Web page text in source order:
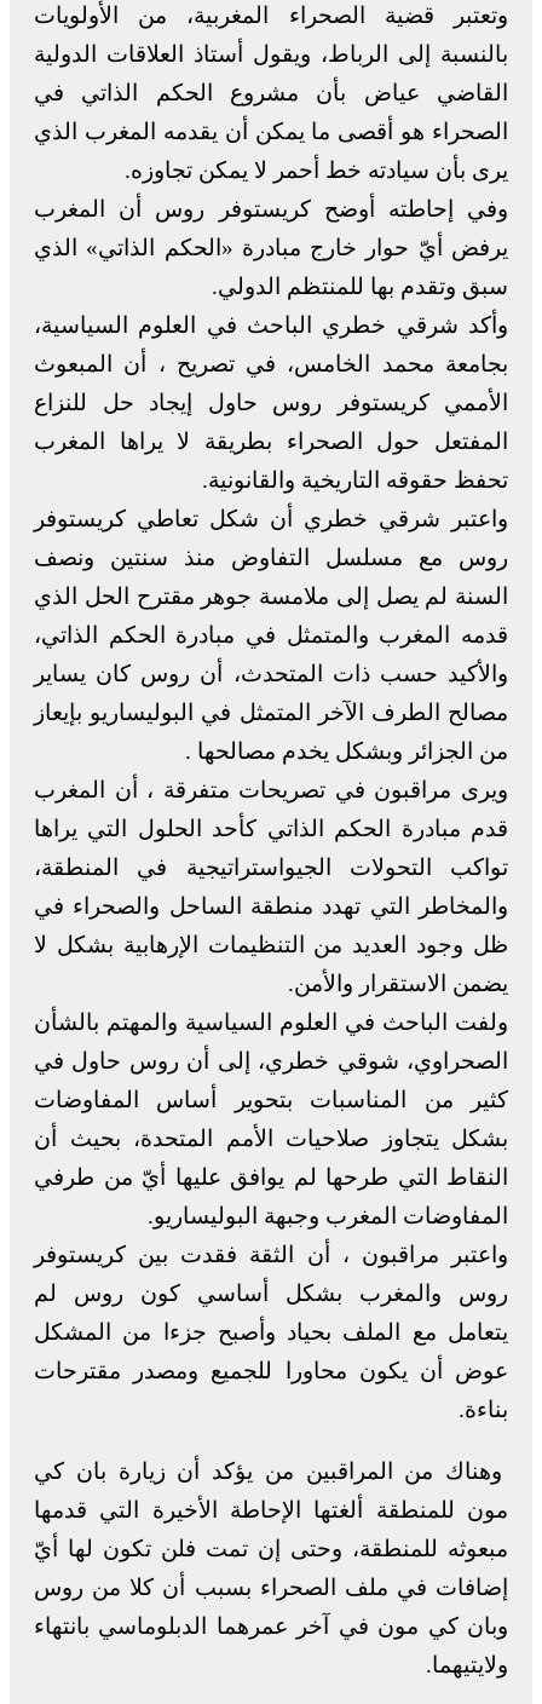
وتعتبر قضية الصحراء المغربية، من الأولويات
بالنسبة إلى الرباط، ويقول أستاذ العلاقات الدولية
القاضي عياض بأن مشروع الحكم الذاتي في
الصحراء هو أقصى ما يمكن أن يقدمه المغرب الذي
يرى بأن سيادته خط أحمر لا يمكن تجاوزه.
وفي إحاطته أوضح كريستوفر روس أن المغرب
يرفض أيّ حوار خارج مبادرة «الحكم الذاتي» الذي
سبق وتقدم بها للمنتظم الدولي.
وأكد شرقي خطري الباحث في العلوم السياسية،
بجامعة محمد الخامس، في تصريح ، أن المبعوث
الأممي كريستوفر روس حاول إيجاد حل للنزاع
المفتعل حول الصحراء بطريقة لا يراها المغرب
تحفظ حقوقه التاريخية والقانونية.
واعتبر شرقي خطري أن شكل تعاطي كريستوفر
روس مع مسلسل التفاوض منذ سنتين ونصف
السنة لم يصل إلى ملامسة جوهر مقترح الحل الذي
قدمه المغرب والمتمثل في مبادرة الحكم الذاتي،
والأكيد حسب ذات المتحدث، أن روس كان يساير
مصالح الطرف الآخر المتمثل في البوليساريو بإيعاز
من الجزائر وبشكل يخدم مصالحها .
ويرى مراقبون في تصريحات متفرقة ، أن المغرب
قدم مبادرة الحكم الذاتي كأحد الحلول التي يراها
تواكب التحولات الجيواستراتيجية في المنطقة،
والمخاطر التي تهدد منطقة الساحل والصحراء في
ظل وجود العديد من التنظيمات الإرهابية بشكل لا
يضمن الاستقرار والأمن.
ولفت الباحث في العلوم السياسية والمهتم بالشأن
الصحراوي، شوقي خطري، إلى أن روس حاول في
كثير من المناسبات بتحوير أساس المفاوضات
بشكل يتجاوز صلاحيات الأمم المتحدة، بحيث أن
النقاط التي طرحها لم يوافق عليها أيّ من طرفي
المفاوضات المغرب وجبهة البوليساريو.
واعتبر مراقبون ، أن الثقة فقدت بين كريستوفر
روس والمغرب بشكل أساسي كون روس لم
يتعامل مع الملف بحياد وأصبح جزءا من المشكل
عوض أن يكون محاورا للجميع ومصدر مقترحات
بناءة.
وهناك من المراقبين من يؤكد أن زيارة بان كي
مون للمنطقة ألغتها الإحاطة الأخيرة التي قدمها
مبعوثه للمنطقة، وحتى إن تمت فلن تكون لها أيّ
إضافات في ملف الصحراء بسبب أن كلا من روس
وبان كي مون في آخر عمرهما الدبلوماسي بانتهاء
ولايتيهما.